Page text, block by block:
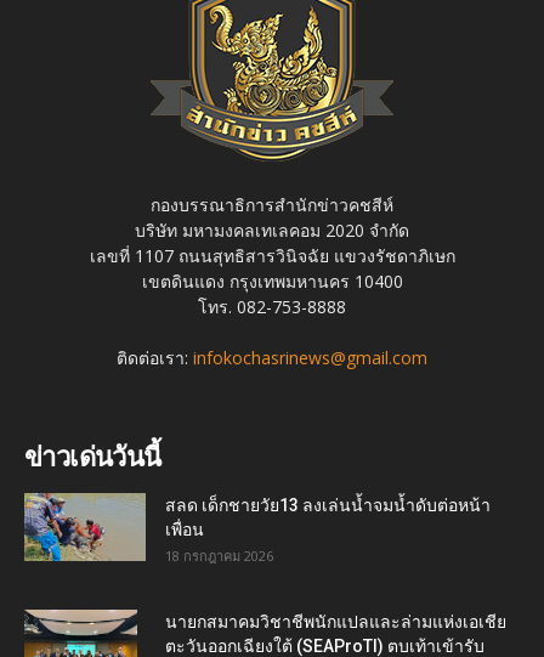
กองบรรณาธิการสำนักข่าวคชสีห์
บริษัท มหามงคลเทเลคอม 2020 จำกัด
เลขที่ 1107 ถนนสุทธิสารวินิจฉัย แขวงรัชดาภิเษก
เขตดินแดง กรุงเทพมหานคร 10400
โทร. 082-753-8888
ติดต่อเรา: infokochasrinews@gmail.com
ข่าวเด่นวันนี้
สลด เด็กชายวัย13 ลงเล่นน้ำจมน้ำดับต่อหน้า
เพื่อน
18 กรกฎาคม 2026
นายกสมาคมวิชาชีพนักแปลและล่ามแห่งเอเชีย
ตะวันออกเฉียงใต้ (SEAProTI) ตบเท้าเข้ารับ